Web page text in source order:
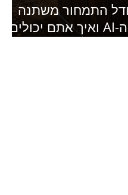
התמחור משתנה
בעידן ה-AI ואיך אתם יכולים